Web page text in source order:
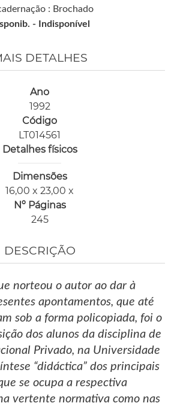
: Brochado
-
Indisponível
DETALHES
Ano
1992
Código
LT014561
Detalhes físicos
Dimensões
16,00 x 23,00 x
Nº Páginas
245
DESCRIÇÃO
norteou o autor ao dar à
apontamentos, que até
sob a forma policopiada, foi o
dos alunos da disciplina de
Privado, na Universidade
“didáctica” dos principais
se ocupa a respectiva
vertente normativa como nas